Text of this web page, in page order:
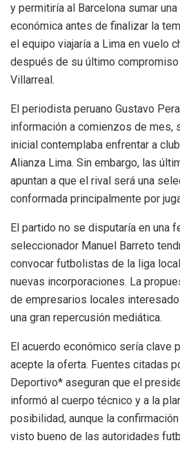
y permitiría al Barcelona sumar
económica antes de finalizar la
el equipo viajaría a Lima en vuelo
después de su último
Villarreal.
El periodista peruano Gustavo
información a comienzos de mes,
inicial contemplaba enfrentar a
Alianza Lima. Sin embargo, las
apuntan a que el rival será una
conformada principalmente por
El partido no se disputaría en una
seleccionador Manuel Barreto
convocar futbolistas de la liga
nuevas incorporaciones. La
de empresarios locales
una gran repercusión mediática.
El acuerdo económico sería clave
acepte la oferta. Fuentes citadas
Deportivo* aseguran que el
informó al cuerpo técnico y a la
posibilidad, aunque la
visto bueno de las autoridades